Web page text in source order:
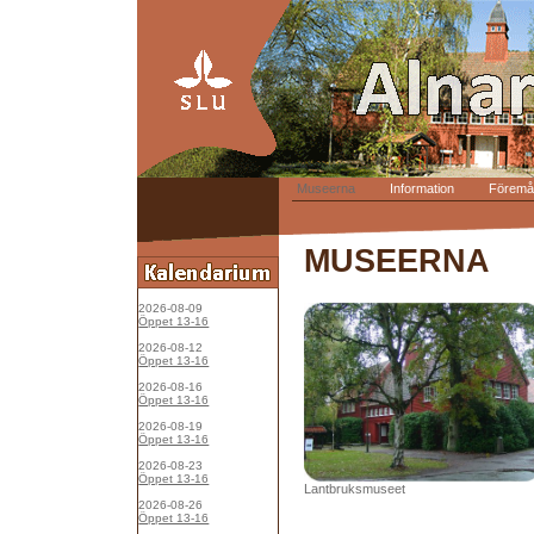
Museerna Information
2026-08-09
Öppet 13-16
2026-08-12
Öppet 13-16
2026-08-16
Öppet 13-16
2026-08-19
Öppet 13-16
2026-08-23
Öppet 13-16
2026-08-26
Öppet 13-16
MUSEERNA
Lantbruksmuseet